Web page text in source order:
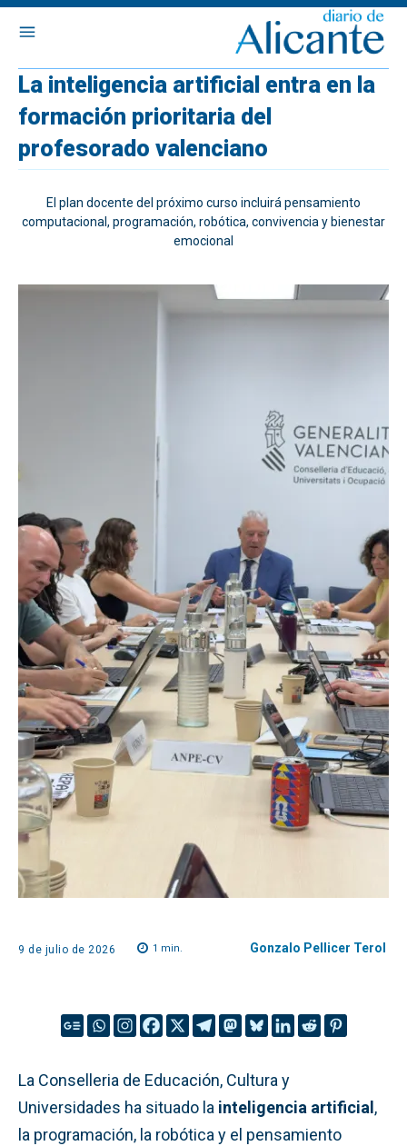
La inteligencia artificial entra en la
formación prioritaria del
profesorado valenciano
El plan docente del próximo curso incluirá pensamiento
computacional, programación, robótica, convivencia y bienestar
emocional
9 de julio de 2026 1 min. Gonzalo Pellicer Terol
La Conselleria de Educación, Cultura y
Universidades ha situado la inteligencia artificial,
la programación, la robótica y el pensamiento